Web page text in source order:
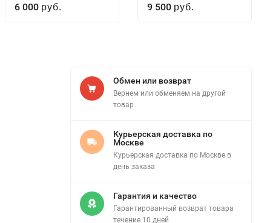
6 000 руб. 9 500 руб.
Обмен или возврат
Вернем или обменяем на другой
товар
Курьерская доставка по
Москве
Курьерская доставка по Москве в
день заказа
Гарантия и качество
Гарантированный возврат товара
течение 10 дней